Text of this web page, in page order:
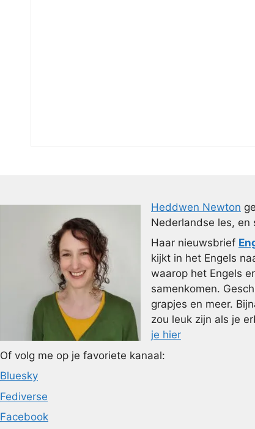
Heddwen Newton
Nederlandse les, en
Haar nieuwsbrief
kijkt in het Engels
waarop het Engels
samenkomen.
grapjes en meer.
zou leuk zijn als je
je hier
Of volg me op je favoriete kanaal:
Bluesky
Fediverse
Facebook